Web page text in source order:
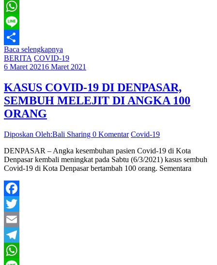
Telegram
WhatsApp
Line
Share
Baca selengkapnya
BERITA COVID-19
6 Maret 20216 Maret 2021
KASUS COVID-19 DI DENPASAR,
SEMBUH MELEJIT DI ANGKA 100
ORANG
Diposkan Oleh:Bali Sharing 0 Komentar Covid-19
DENPASAR – Angka kesembuhan pasien Covid-19 di Kota
Denpasar kembali meningkat pada Sabtu (6/3/2021) kasus sembuh
Covid-19 di Kota Denpasar bertambah 100 orang. Sementara
Facebook
Twitter
Email
Telegram